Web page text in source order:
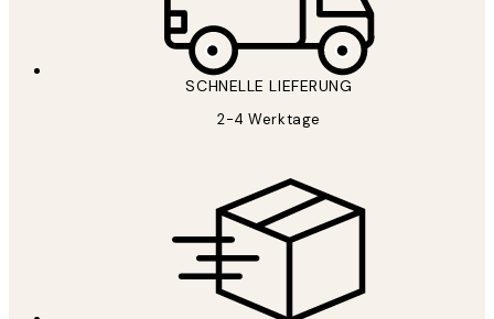
SCHNELLE LIEFERUNG
2-4 Werktage